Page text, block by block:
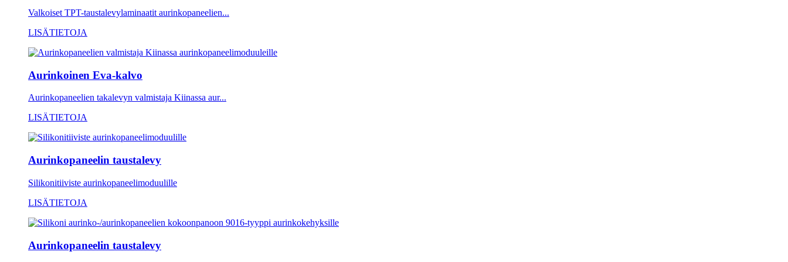
Valkoiset TPT-taustalevylaminaatit aurinkopaneelien...
LISÄTIETOJA
Aurinkoinen Eva-kalvo
Aurinkopaneelien takalevyn valmistaja Kiinassa aur...
LISÄTIETOJA
Aurinkopaneelin taustalevy
Silikonitiiviste aurinkopaneelimoduulille
LISÄTIETOJA
Aurinkopaneelin taustalevy